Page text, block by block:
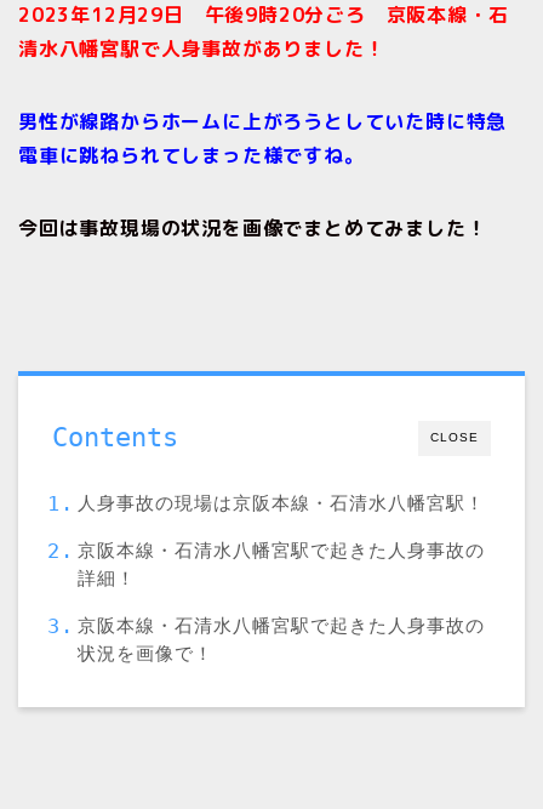
2023年12月29日 午後9時20分ごろ 京阪本線・石
清水八幡宮駅で人身事故がありました！
男性が線路からホームに上がろうとしていた時に特急
電車に跳ねられてしまった様ですね。
今回は事故現場の状況を画像でまとめてみました！
CLOSE
Contents
人身事故の現場は京阪本線・石清水八幡宮駅！
京阪本線・石清水八幡宮駅で起きた人身事故の
詳細！
京阪本線・石清水八幡宮駅で起きた人身事故の
状況を画像で！